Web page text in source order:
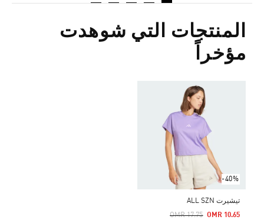
المنتجات التي شوهدت
مؤخراً
-40%
تيشيرت ALL SZN
Price Reduced From
OMR 17.75
To OMR 10.65